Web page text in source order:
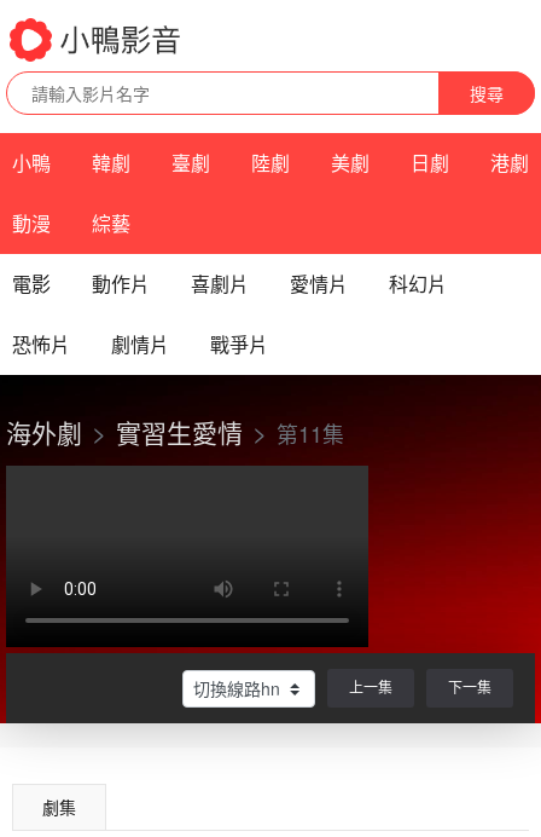
搜尋
小鴨 韓劇 臺劇 陸劇 美劇 日劇 港劇
動漫 綜藝
電影 動作片 喜劇片 愛情片 科幻片
恐怖片 劇情片 戰爭片
海外劇 實習生愛情 第11集
上一集 下一集
劇集